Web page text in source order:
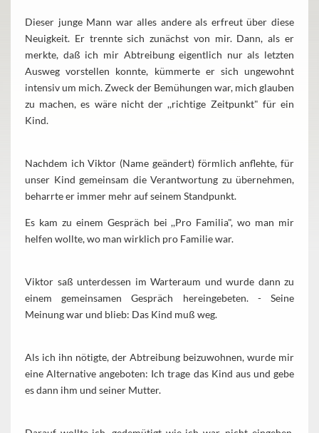
Dieser junge Mann war alles andere als erfreut über diese
Neuigkeit. Er trennte sich zunächst von mir. Dann, als er
merkte, daß ich mir Abtreibung eigentlich nur als letzten
Ausweg vorstellen konnte, kümmerte er sich ungewohnt
intensiv um mich. Zweck der Bemühungen war, mich glauben
zu machen, es wäre nicht der ,,richtige Zeitpunkt" für ein
Kind.
Nachdem ich Viktor (Name geändert) förmlich anflehte, für
unser Kind gemeinsam die Verantwortung zu übernehmen,
beharrte er immer mehr auf seinem Standpunkt.
Es kam zu einem Gespräch bei ,,Pro Familia", wo man mir
helfen wollte, wo man wirklich pro Familie war.
Viktor saß unterdessen im Warteraum und wurde dann zu
einem gemeinsamen Gespräch hereingebeten. - Seine
Meinung war und blieb: Das Kind muß weg.
Als ich ihn nötigte, der Abtreibung beizuwohnen, wurde mir
eine Alternative angeboten: Ich trage das Kind aus und gebe
es dann ihm und seiner Mutter.